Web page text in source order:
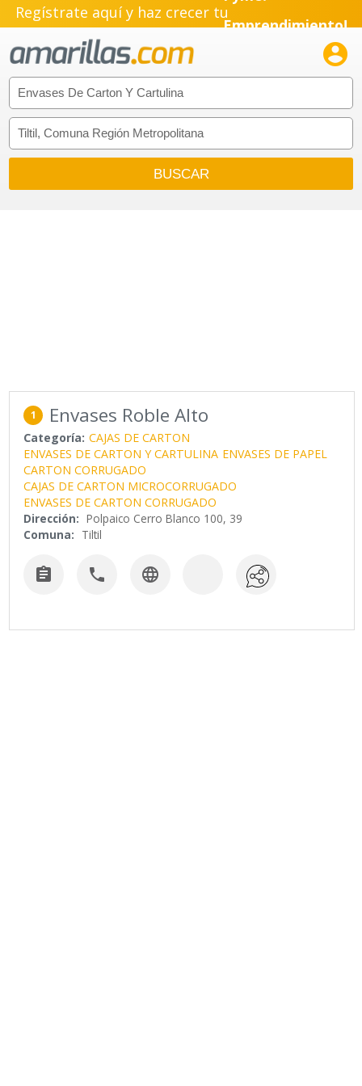
Regístrate aquí y haz crecer tuEmprendimiento!

1 Envases Roble Alto
Categoría: CAJAS DE CARTON
ENVASES DE CARTON Y CARTULINA ENVASES DE PAPEL
CARTON CORRUGADO
CAJAS DE CARTON MICROCORRUGADO
ENVASES DE CARTON CORRUGADO
Dirección: Polpaico Cerro Blanco 100, 39
Comuna: Tiltil
  